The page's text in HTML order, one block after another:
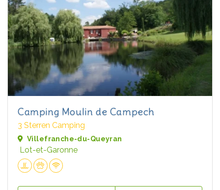
Camping Moulin de Campech
3 Sterren Camping
Villefranche-du-Queyran
Lot-et-Garonne